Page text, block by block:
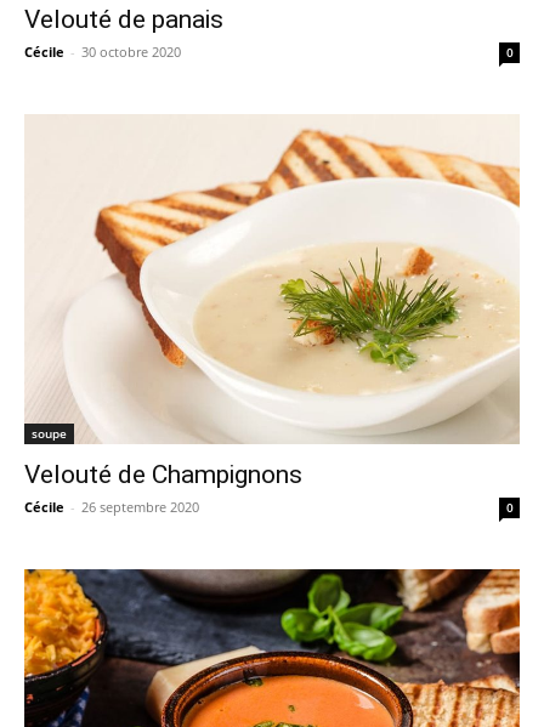
Velouté de panais
Cécile - 30 octobre 2020 0
soupe
Velouté de Champignons
Cécile - 26 septembre 2020 0